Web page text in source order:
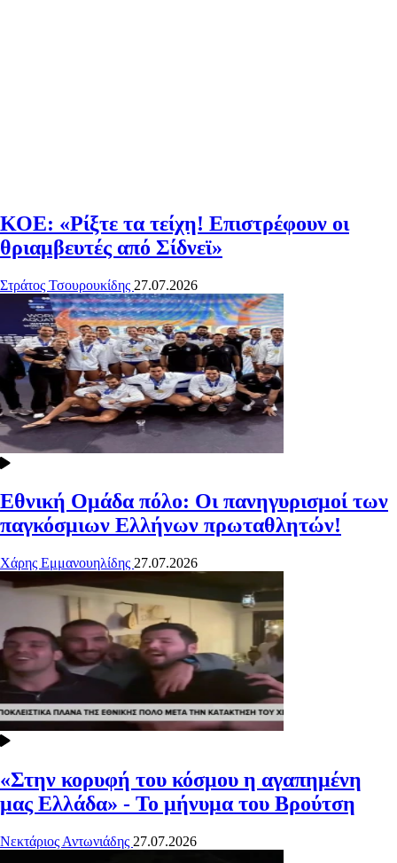
ΚΟΕ: «Ρίξτε τα τείχη! Επιστρέφουν οι
θριαμβευτές από Σίδνεϊ»
Στράτος Τσουρουκίδης 27.07.2026
Εθνική Ομάδα πόλο: Οι πανηγυρισμοί των
παγκόσμιων Ελλήνων πρωταθλητών!
Χάρης Εμμανουηλίδης 27.07.2026
«Στην κορυφή του κόσμου η αγαπημένη
μας Ελλάδα» - Το μήνυμα του Βρούτση
Νεκτάριος Αντωνιάδης 27.07.2026